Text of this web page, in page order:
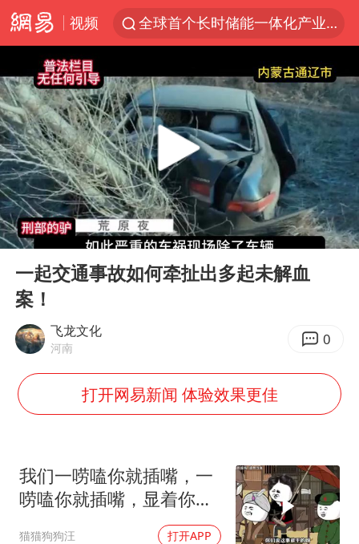
视频
全球首个长时储能一体化产业园量产
中国女篮70-67险胜尼日利亚女篮
名创优品回应女子吐槽内裤质量差
四川宜宾市高县4.9级地震致1人死亡
台风白海豚或吞并鲸鱼 登陆地点更新
胜宏科技：股票交易异常波动
出口禁令驱动有色板块大涨
秋天的第一杯奶茶到底有多火
38岁演员求职万岁山NPC成功
“新疆阿勒泰八月能滑雪”不实
胡彦斌韩磊 谁帮谁
夯实基础开新局
Play
00:00 12:30
一起交通事故如何牵扯出多起未解血
案！
飞龙文化
河南 0
打开网易新闻 体验效果更佳
我们一唠嗑你就插嘴，一
唠嗑你就插嘴，显着你
猫猫狗狗汪 打开APP